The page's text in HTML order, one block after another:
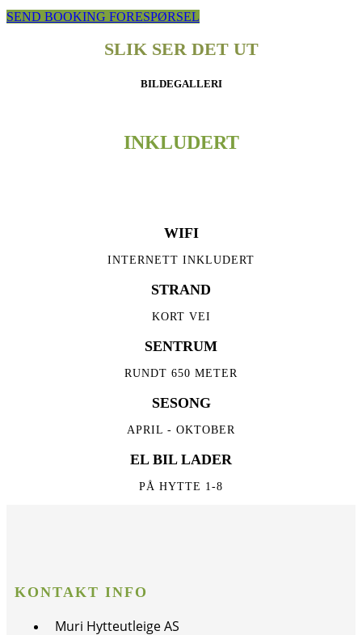
SEND BOOKING FORESPØRSEL
SLIK SER DET UT
BILDEGALLERI
INKLUDERT
WIFI
INTERNETT INKLUDERT
STRAND
KORT VEI
SENTRUM
RUNDT 650 METER
SESONG
APRIL - OKTOBER
EL BIL LADER
PÅ HYTTE 1-8
KONTAKT INFO
Muri Hytteutleige AS